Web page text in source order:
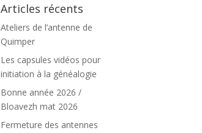
Articles récents
Ateliers de l’antenne de
Quimper
Les capsules vidéos pour
initiation à la généalogie
Bonne année 2026 /
Bloavezh mat 2026
Fermeture des antennes